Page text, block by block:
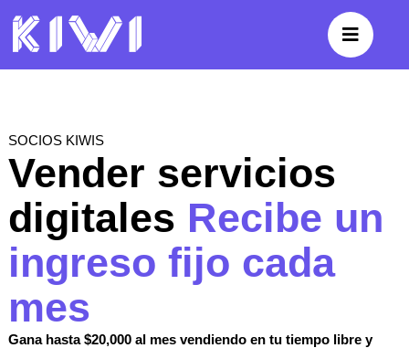
SOCIOS KIWIS
Vender servicios
digitales Recibe un
ingreso fijo cada
mes
Gana hasta $20,000 al mes vendiendo en tu tiempo libre y